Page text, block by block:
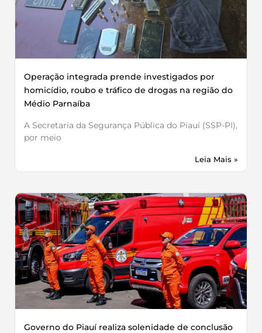
Operação integrada prende investigados por
homicídio, roubo e tráfico de drogas na região do
Médio Parnaíba
A Secretaria da Segurança Pública do Piauí (SSP-PI),
por meio
Leia Mais »
Governo do Piauí realiza solenidade de conclusão